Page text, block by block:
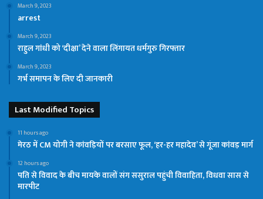
March 9, 2023
arrest
March 9, 2023
राहुल गांधी को ‘दीक्षा’ देने वाला लिंगायत धर्मगुरु गिरफ्तार
March 9, 2023
गर्भ समापन के लिए दी जानकारी
Last Modified Topics
11 hours ago
मेरठ में CM योगी ने कांवड़ियों पर बरसाए फूल, ‘हर-हर महादेव’ से गूंजा कांवड़ मार्ग
12 hours ago
पति से विवाद के बीच मायके वालों संग ससुराल पहुंची विवाहिता, विधवा सास से
मारपीट